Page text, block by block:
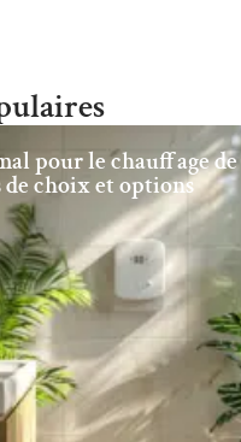
pour le chauffage de
de choix et options